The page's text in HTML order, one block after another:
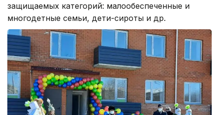
защищаемых категорий: малообеспеченные и
многодетные семьи, дети-сироты и др.